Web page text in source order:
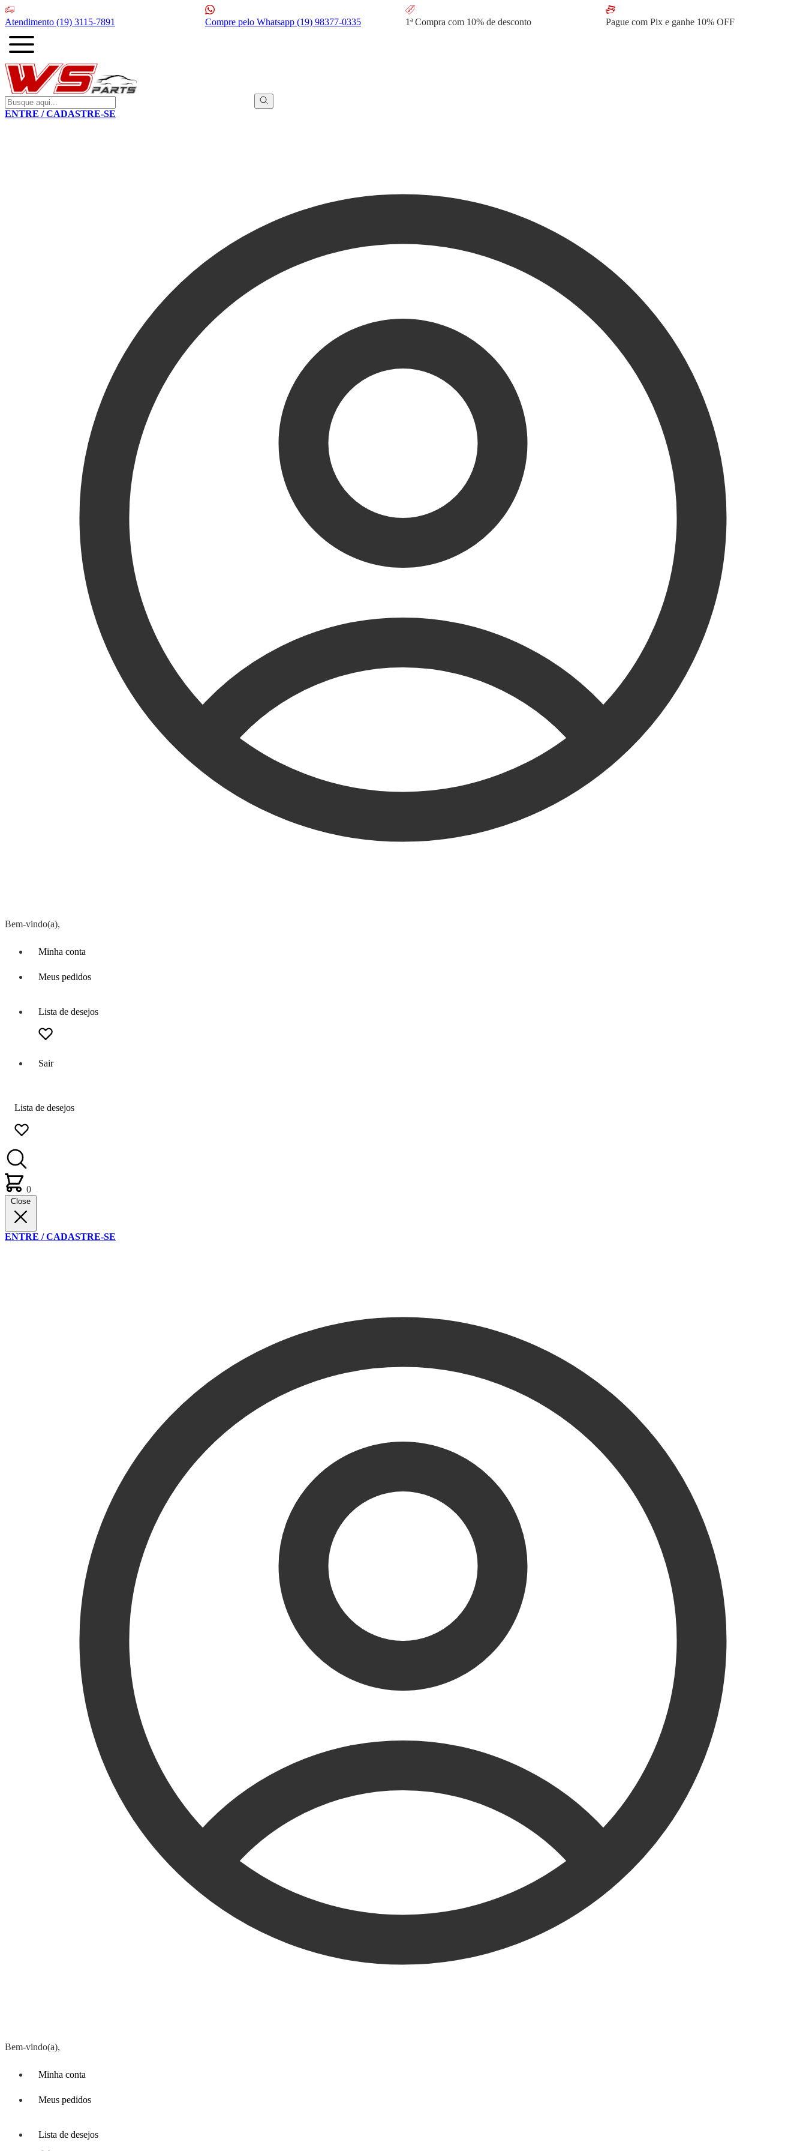
Atendimento (19) 3115-7891 Compre pelo Whatsapp (19) 98377-0335 1ª Compra com 10% de desconto Pague com Pix e ganhe 10% OFF
ENTRE / CADASTRE-SE
Bem-vindo(a),
Minha conta
Meus pedidos
Lista de desejos
Sair
Lista de desejos
0
Close
ENTRE / CADASTRE-SE
Bem-vindo(a),
Minha conta
Meus pedidos
Lista de desejos